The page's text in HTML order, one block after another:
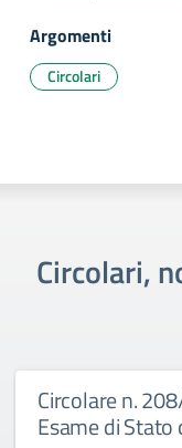
Argomenti
Circolari
Circolari,
Circolare n.
Esame di